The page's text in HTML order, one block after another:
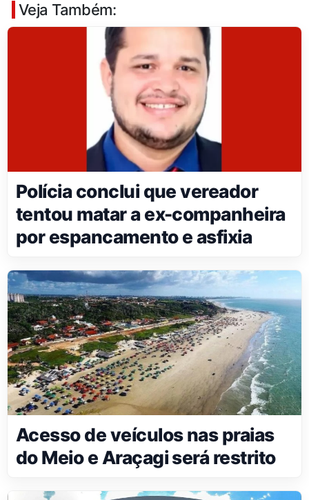
Veja Também:
Polícia conclui que vereador
tentou matar a ex-companheira
por espancamento e asfixia
Acesso de veículos nas praias
do Meio e Araçagi será restrito